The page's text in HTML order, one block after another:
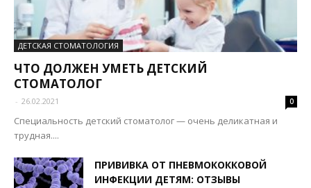
ДЕТСКАЯ СТОМАТОЛОГИЯ
ЧТО ДОЛЖЕН УМЕТЬ ДЕТСКИЙ
СТОМАТОЛОГ
- 26.02.2021 0
Специальность детский стоматолог — очень деликатная и
трудная....
ПРИВИВКА ОТ ПНЕВМОКОККОВОЙ
ИНФЕКЦИИ ДЕТЯМ: ОТЗЫВЫ